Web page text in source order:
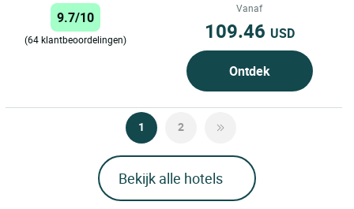
9.7/10
(64 klantbeoordelingen)
Vanaf
109.46 USD
Ontdek
1 2
Bekijk alle hotels